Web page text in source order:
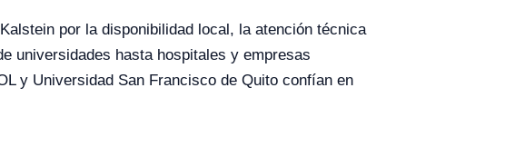
por la disponibilidad local, la atención técnica
universidades hasta hospitales y empresas
y Universidad San Francisco de Quito confían en